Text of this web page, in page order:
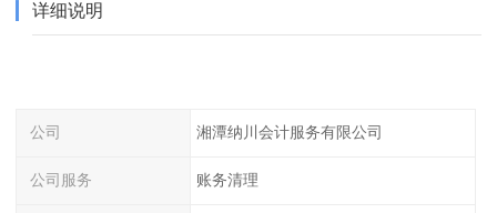
详细说明
公司 湘潭纳川会计服务有限公司
公司服务 账务清理